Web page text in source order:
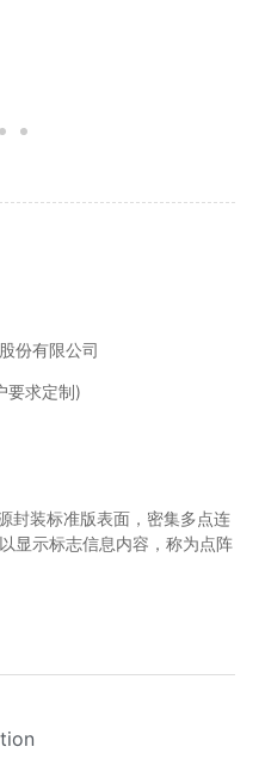
份有限公司
要求定制)
封装标准版表面，密集多点连
显示标志信息内容，称为点阵